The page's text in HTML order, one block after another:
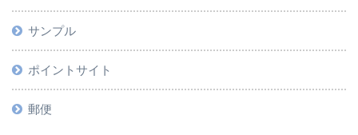
サンプル
ポイントサイト
郵便